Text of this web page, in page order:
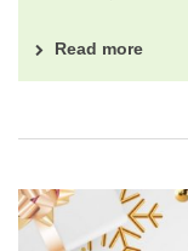
Read more